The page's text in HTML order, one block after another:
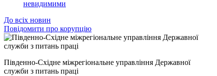
невидимими
До всіх новин
Повідомити про корупцію
Південно-Східне міжрегіональне управління Державної
служби з питань праці